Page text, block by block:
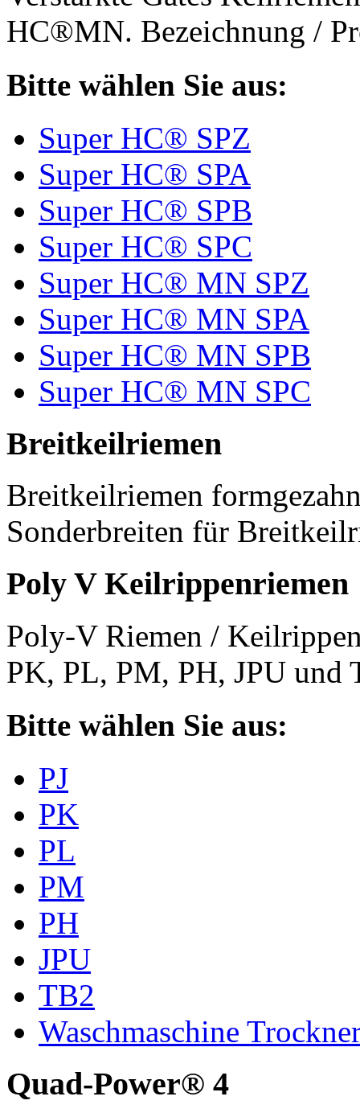
HC®MN. Bezeichnung /
Bitte wählen Sie aus:
Super HC® SPZ
Super HC® SPA
Super HC® SPB
Super HC® SPC
Super HC® MN SPZ
Super HC® MN SPA
Super HC® MN SPB
Super HC® MN SPC
Breitkeilriemen
Breitkeilriemen
Sonderbreiten für
Poly V Keilrippenriemen
Poly-V Riemen /
PK, PL, PM, PH, JPU und
Bitte wählen Sie aus:
PJ
PK
PL
PM
PH
JPU
TB2
Waschmaschine
Quad-Power® 4